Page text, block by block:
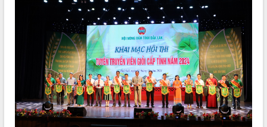
vụ 6 tháng cuối năm 2026
Kỳ họp thứ Hai, Hội đồng nhân dân
tỉnh khóa XI quyết nghị nhiều nội dung
Bí thư Tỉnh ủy Lương Nguyễn Minh
Triết thăm, tặng quà người có công với
Rà soát, hoàn thiện hệ thống thiết chế
văn hóa, thể thao đáp ứng yêu cầu
phát triển mới
LIÊN KẾT WEB